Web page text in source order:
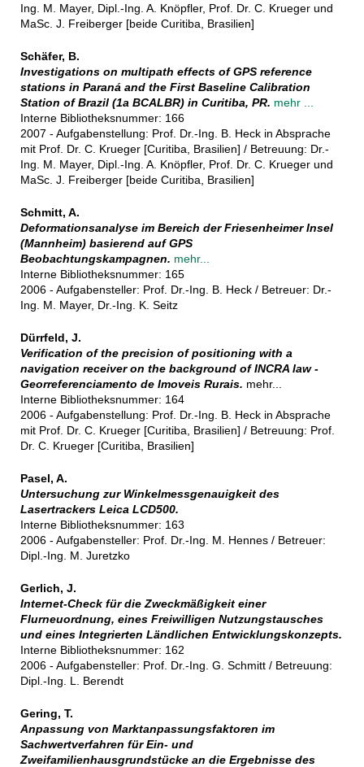
Ing. M. Mayer, Dipl.-Ing. A. Knöpfler, Prof. Dr. C. Krueger und
MaSc. J. Freiberger [beide Curitiba, Brasilien]
Schäfer, B.
Investigations on multipath effects of GPS reference
stations in Paraná and the First Baseline Calibration
Station of Brazil (1a BCALBR) in Curitiba, PR. mehr ...
Interne Bibliotheksnummer: 166
2007 - Aufgabenstellung: Prof. Dr.-Ing. B. Heck in Absprache
mit Prof. Dr. C. Krueger [Curitiba, Brasilien] / Betreuung: Dr.-
Ing. M. Mayer, Dipl.-Ing. A. Knöpfler, Prof. Dr. C. Krueger und
MaSc. J. Freiberger [beide Curitiba, Brasilien]
Schmitt, A.
Deformationsanalyse im Bereich der Friesenheimer Insel
(Mannheim) basierend auf GPS
Beobachtungskampagnen. mehr...
Interne Bibliotheksnummer: 165
2006 - Aufgabensteller: Prof. Dr.-Ing. B. Heck / Betreuer: Dr.-
Ing. M. Mayer, Dr.-Ing. K. Seitz
Dürrfeld, J.
Verification of the precision of positioning with a
navigation receiver on the background of INCRA law -
Georreferenciamento de Imoveis Rurais. mehr...
Interne Bibliotheksnummer: 164
2006 - Aufgabenstellung: Prof. Dr.-Ing. B. Heck in Absprache
mit Prof. Dr. C. Krueger [Curitiba, Brasilien] / Betreuung: Prof.
Dr. C. Krueger [Curitiba, Brasilien]
Pasel, A.
Untersuchung zur Winkelmessgenauigkeit des
Lasertrackers Leica LCD500.
Interne Bibliotheksnummer: 163
2006 - Aufgabensteller: Prof. Dr.-Ing. M. Hennes / Betreuer:
Dipl.-Ing. M. Juretzko
Gerlich, J.
Internet-Check für die Zweckmäßigkeit einer
Flurneuordnung, eines Freiwilligen Nutzungstausches
und eines Integrierten Ländlichen Entwicklungskonzepts.
Interne Bibliotheksnummer: 162
2006 - Aufgabensteller: Prof. Dr.-Ing. G. Schmitt / Betreuung:
Dipl.-Ing. L. Berendt
Gering, T.
Anpassung von Marktanpassungsfaktoren im
Sachwertverfahren für Ein- und
Zweifamilienhausgrundstücke an die Ergebnisse des